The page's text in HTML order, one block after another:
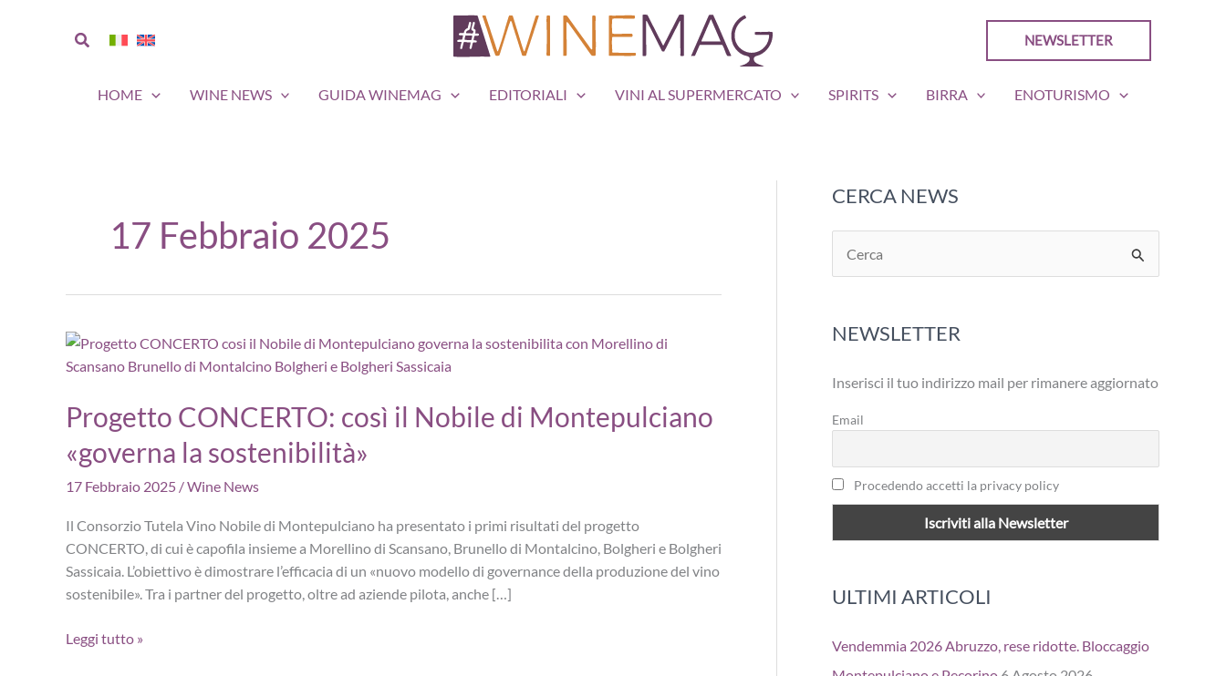
Cerca NEWSLETTER
HOME WINE NEWS GUIDA WINEMAG EDITORIALI VINI AL SUPERMERCATO SPIRITS BIRRA ENOTURISMO
17 Febbraio 2025
Progetto CONCERTO: così il Nobile di Montepulciano
«governa la sostenibilità»
17 Febbraio 2025 /Wine News
Il Consorzio Tutela Vino Nobile di Montepulciano ha presentato i primi risultati del progetto
CONCERTO, di cui è capofila insieme a Morellino di Scansano, Brunello di Montalcino, Bolgheri e Bolgheri
Sassicaia. L’obiettivo è dimostrare l’efficacia di un «nuovo modello di governance della produzione del vino
sostenibile». Tra i partner del progetto, oltre ad aziende pilota, anche […]
Progetto
Leggi tutto »
CERCA NEWS
e
c
:
NEWSLETTER
Inserisci il tuo indirizzo mail per rimanere aggiornato
Email
Procedendo accetti la privacy policy
ULTIMI ARTICOLI
Vendemmia 2026 Abruzzo, rese ridotte. Bloccaggio